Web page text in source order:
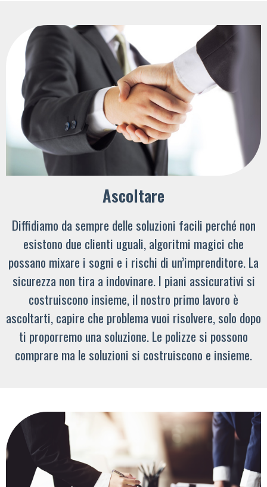
Ascoltare
Diffidiamo da sempre delle soluzioni facili perché non
esistono due clienti uguali, algoritmi magici che
possano mixare i sogni e i rischi di un’imprenditore. La
sicurezza non tira a indovinare. I piani assicurativi si
costruiscono insieme, il nostro primo lavoro è
ascoltarti, capire che problema vuoi risolvere, solo dopo
ti proporremo una soluzione. Le polizze si possono
comprare ma le soluzioni si costruiscono e insieme.